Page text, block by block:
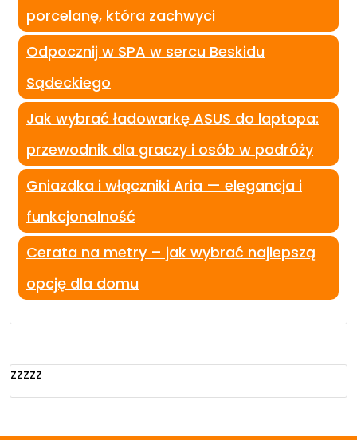
porcelanę, która zachwyci
Odpocznij w SPA w sercu Beskidu
Sądeckiego
Jak wybrać ładowarkę ASUS do laptopa:
przewodnik dla graczy i osób w podróży
Gniazdka i włączniki Aria — elegancja i
funkcjonalność
Cerata na metry – jak wybrać najlepszą
opcję dla domu
zzzzz